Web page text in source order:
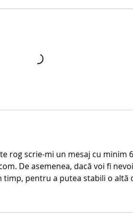
rog scrie-mi un mesaj cu minim
De asemenea, dacă voi fi
pentru a putea stabili o altă